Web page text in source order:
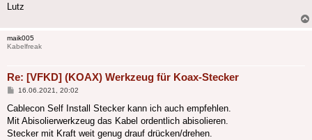
Lutz
maik005
Kabelfreak
Re: [VFKD] (KOAX) Werkzeug für Koax-Stecker
Beitrag
16.06.2021, 20:02
Cablecon Self Install Stecker kann ich auch empfehlen.
Mit Abisolierwerkzeug das Kabel ordentlich abisolieren.
Stecker mit Kraft weit genug drauf drücken/drehen.